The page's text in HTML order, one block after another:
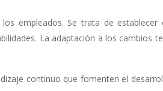
empleados. Se trata de establecer
La adaptación a los cambios
continuo que fomenten el